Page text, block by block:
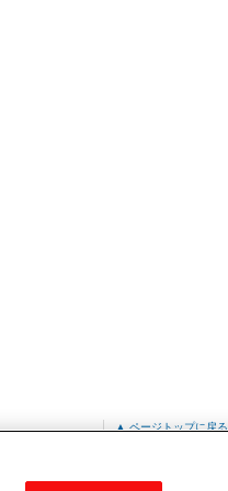
▲ ページトップに戻る
PUHV-EP224SDM-E